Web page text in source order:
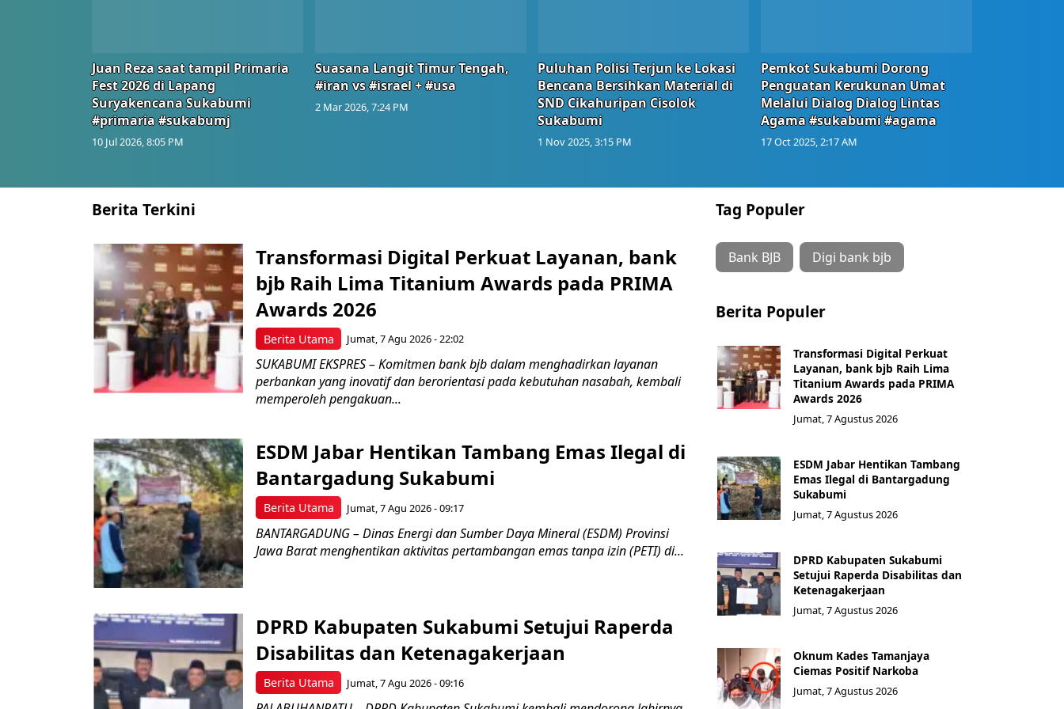
Juan Reza saat tampil Primaria
Fest 2026 di Lapang
Suryakencana Sukabumi
#primaria #sukabumj
10 Jul 2026, 8:05 PM
Suasana Langit Timur Tengah,
#iran vs #israel + #usa
2 Mar 2026, 7:24 PM
Puluhan Polisi Terjun ke Lokasi
Bencana Bersihkan Material di
SND Cikahuripan Cisolok
Sukabumi
1 Nov 2025, 3:15 PM
Pemkot Sukabumi Dorong
Penguatan Kerukunan Umat
Melalui Dialog Dialog Lintas
Agama #sukabumi #agama
17 Oct 2025, 2:17 AM
Berita Terkini
Berita Utama
Transformasi Digital Perkuat Layanan, bank
bjb Raih Lima Titanium Awards pada PRIMA
Awards 2026
Jumat, 7 Agu 2026 - 22:02
SUKABUMI EKSPRES – Komitmen bank bjb dalam menghadirkan layanan
perbankan yang inovatif dan berorientasi pada kebutuhan nasabah, kembali
memperoleh pengakuan...
Berita Utama
ESDM Jabar Hentikan Tambang Emas Ilegal di
Bantargadung Sukabumi
Jumat, 7 Agu 2026 - 09:17
BANTARGADUNG – Dinas Energi dan Sumber Daya Mineral (ESDM) Provinsi
Jawa Barat menghentikan aktivitas pertambangan emas tanpa izin (PETI) di...
Berita Utama
DPRD Kabupaten Sukabumi Setujui Raperda
Disabilitas dan Ketenagakerjaan
Jumat, 7 Agu 2026 - 09:16
Tag Populer
Bank BJB Digi bank bjb
Berita Populer
Transformasi Digital Perkuat
Layanan, bank bjb Raih Lima
Titanium Awards pada PRIMA
Awards 2026
Jumat, 7 Agustus 2026
ESDM Jabar Hentikan Tambang
Emas Ilegal di Bantargadung
Sukabumi
Jumat, 7 Agustus 2026
DPRD Kabupaten Sukabumi
Setujui Raperda Disabilitas dan
Ketenagakerjaan
Jumat, 7 Agustus 2026
Oknum Kades Tamanjaya
Ciemas Positif Narkoba
Jumat, 7 Agustus 2026